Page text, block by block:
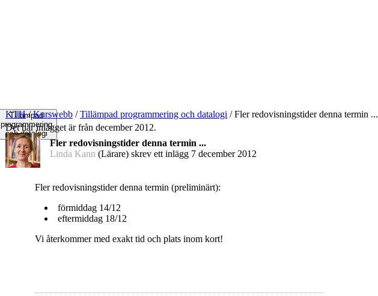
Tillämpad
programmering
och datalogi
KTH / Kurswebb / Tillämpad programmering och datalogi /Fler redovisningstider denna termin ...
Det här inlägget är från december 2012.
Fler redovisningstider denna termin ...
Linda Kann (Lärare) skrev ett inlägg 7 december 2012
Fler redovisningstider denna termin (preliminärt):
förmiddag 14/12
eftermiddag 18/12
Vi återkommer med exakt tid och plats inom kort!